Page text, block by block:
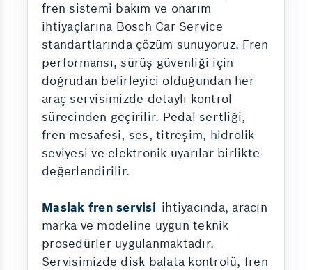
fren sistemi bakım ve onarım
ihtiyaçlarına Bosch Car Service
standartlarında çözüm sunuyoruz. Fren
performansı, sürüş güvenliği için
doğrudan belirleyici olduğundan her
araç servisimizde detaylı kontrol
sürecinden geçirilir. Pedal sertliği,
fren mesafesi, ses, titreşim, hidrolik
seviyesi ve elektronik uyarılar birlikte
değerlendirilir.
Maslak fren servisi ihtiyacında, aracın
marka ve modeline uygun teknik
prosedürler uygulanmaktadır.
Servisimizde disk balata kontrolü, fren